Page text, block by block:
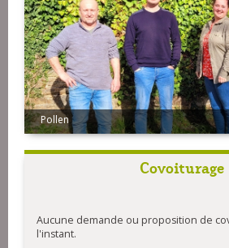
Pollen
Covoiturage
Aucune demande ou proposition de
l'instant.